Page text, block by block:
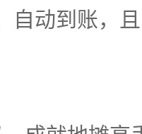
自动到账，